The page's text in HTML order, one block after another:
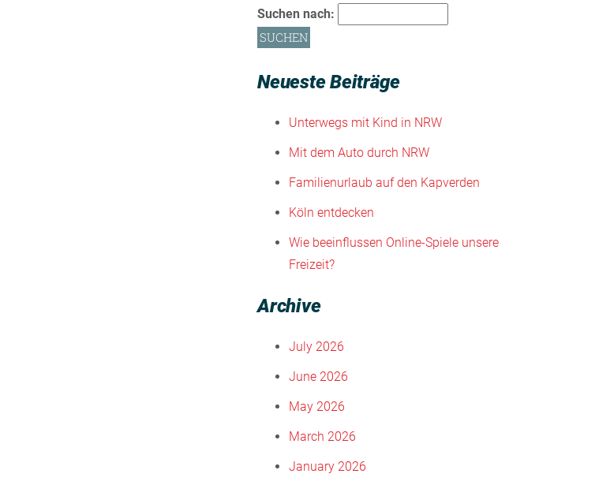
Suchen nach:
Neueste Beiträge
Unterwegs mit Kind in NRW
Mit dem Auto durch NRW
Familienurlaub auf den Kapverden
Köln entdecken
Wie beeinflussen Online-Spiele unsere
Freizeit?
Archive
July 2026
June 2026
May 2026
March 2026
January 2026